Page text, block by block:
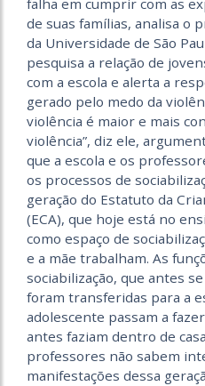
falha em cumprir com as
de suas famílias, analisa o
da Universidade de São
pesquisa a relação de
com a escola e alerta a
gerado pelo medo da
violência é maior e mais
violência”, diz ele,
que a escola e os
os processos de
geração do Estatuto da
(ECA), que hoje está no
como espaço de
e a mãe trabalham. As
sociabilização, que antes
foram transferidas para a
adolescente passam a
antes faziam dentro de
professores não sabem
manifestações dessa